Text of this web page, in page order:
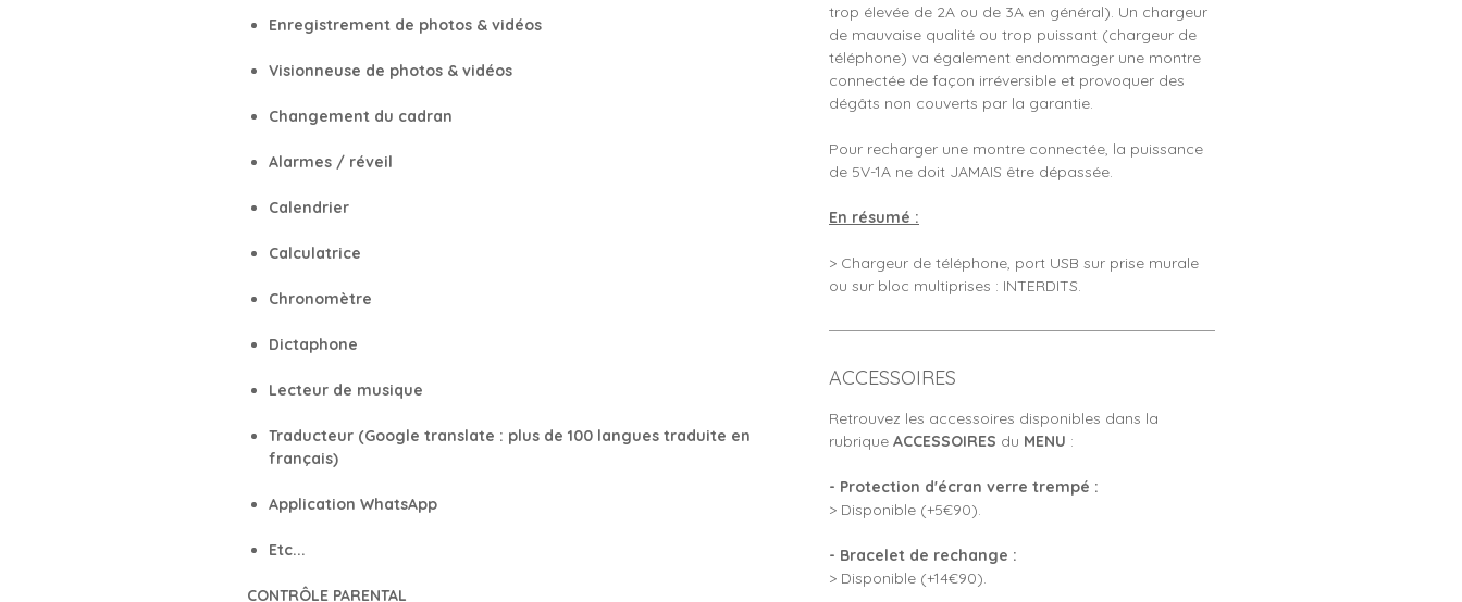
Enregistrement de photos & vidéos
Visionneuse de photos & vidéos
Changement du cadran
Alarmes / réveil
Calendrier
Calculatrice
Chronomètre
Dictaphone
Lecteur de musique
Traducteur (Google translate : plus de 100 langues traduite en
français)
Application WhatsApp
Etc...
CONTRÔLE PARENTAL
trop élevée de 2A ou de 3A en général). Un chargeur
de mauvaise qualité ou trop puissant (chargeur de
téléphone) va également endommager une montre
connectée de façon irréversible et provoquer des
dégâts non couverts par la garantie.
Pour recharger une montre connectée, la puissance
de 5V-1A ne doit JAMAIS être dépassée.
En résumé :
> Chargeur de téléphone, port USB sur prise murale
ou sur bloc multiprises : INTERDITS.
ACCESSOIRES
Retrouvez les accessoires disponibles dans la
rubrique ACCESSOIRES du MENU :
- Protection d'écran verre trempé :
> Disponible (+5€90).
- Bracelet de rechange :
> Disponible (+14€90).